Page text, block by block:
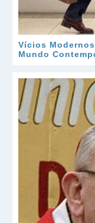
Vícios
Mundo